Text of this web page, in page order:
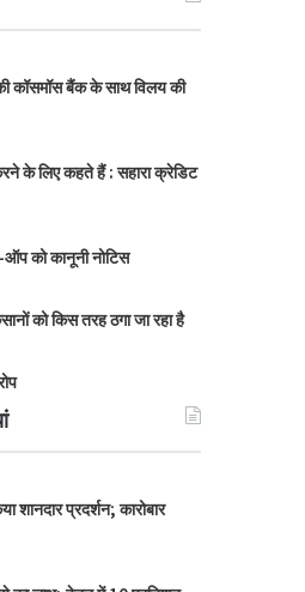
कॉसमॉस बैंक के साथ विलय की
के लिए कहते हैं : सहारा क्रेडिट
को कानूनी नोटिस
को किस तरह ठगा जा रहा है
शानदार प्रदर्शन; कारोबार